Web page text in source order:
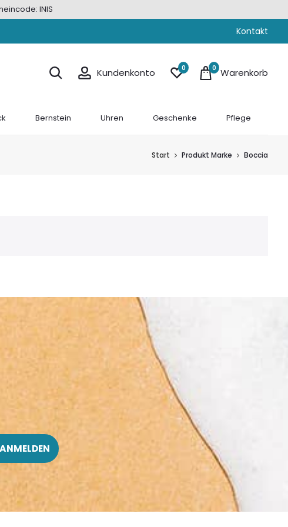
INIS
Kontakt
Kundenkonto 0 0 Warenkorb
Bernstein Uhren Geschenke Pflege
Start Produkt Marke Boccia